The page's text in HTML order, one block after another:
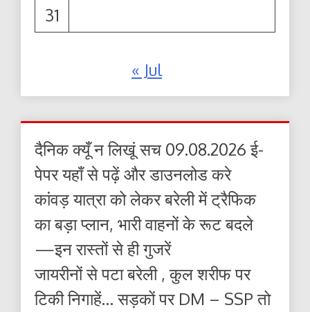
31
« Jul
दैनिक क्यूँ न लिखूं सच 09.08.2026 ई-
पेपर यहाँ से पढ़ें और डाउनलोड करे
कांवड़ यात्रा को लेकर बरेली में ट्रैफिक
का बड़ा प्लान, भारी वाहनों के रूट बदले
—इन रास्तों से ही गुजरें
जायरीनों से पटा बरेली , कुल शरीफ पर
टिकी निगाहें… सड़कों पर DM – SSP तो